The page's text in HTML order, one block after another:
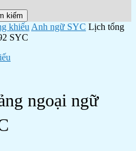
khiếu Anh ngữ SYC Lịch tổng
SYC
ngoại ngữ